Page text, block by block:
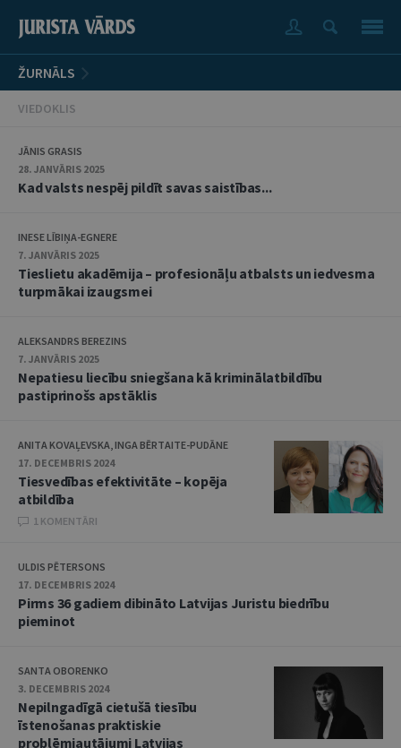
ŽURNĀLS
VIEDOKLIS
JĀNIS GRASIS
28. JANVĀRIS 2025
Kad valsts nespēj pildīt savas saistības...
INESE LĪBIŅA-EGNERE
7. JANVĀRIS 2025
Tieslietu akadēmija – profesionāļu atbalsts un iedvesma
turpmākai izaugsmei
ALEKSANDRS BEREZINS
7. JANVĀRIS 2025
Nepatiesu liecību sniegšana kā kriminālatbildību
pastiprinošs apstāklis
ANITA KOVAĻEVSKA, INGA BĒRTAITE-PUDĀNE
17. DECEMBRIS 2024
Tiesvedības efektivitāte – kopēja
atbildība
1 KOMENTĀRI
ULDIS PĒTERSONS
17. DECEMBRIS 2024
Pirms 36 gadiem dibināto Latvijas Juristu biedrību
pieminot
SANTA OBORENKO
3. DECEMBRIS 2024
Nepilngadīgā cietušā tiesību
īstenošanas praktiskie
problēmjautājumi Latvijas